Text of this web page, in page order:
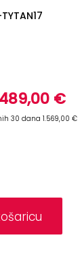
€
30 dana 1.569,00 €